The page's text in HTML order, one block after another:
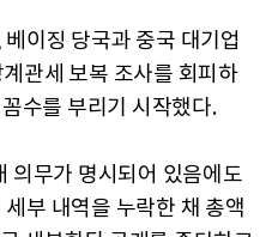
이징 당국과 중국 대기업
관세 보복 조사를 회피하
수를 부리기 시작했다.
의무가 명시되어 있음에도
부 내역을 누락한 채 총액